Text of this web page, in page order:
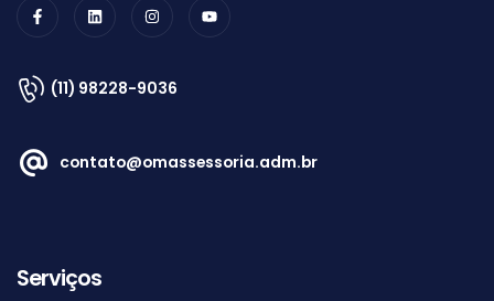
(11) 98228-9036
contato@omassessoria.adm.br
Serviços